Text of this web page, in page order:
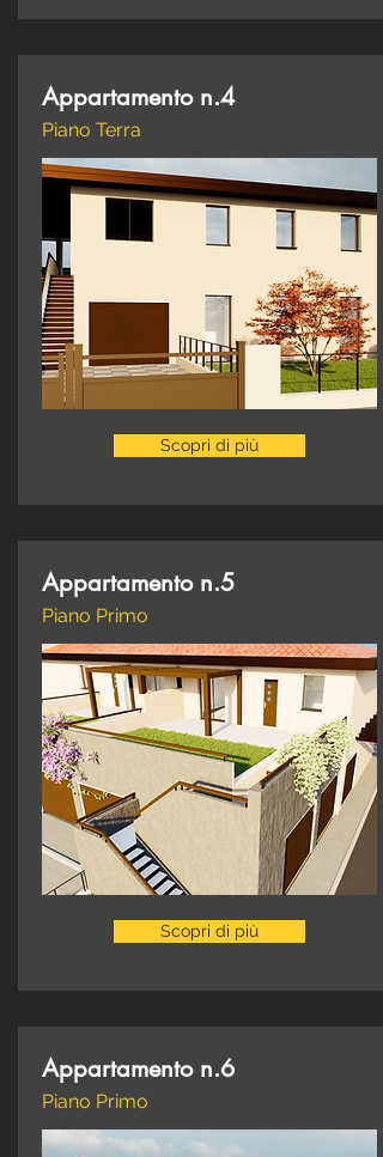
Appartamento n.4
Piano Terra
Scopri di più
Appartamento n.5
Piano Primo
Scopri di più
Appartamento n.6
Piano Primo